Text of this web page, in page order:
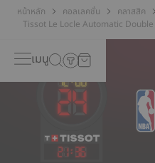
หน้าหลัก คอลเลคชั่น
คลาสสิค
Tissot Le Locle Automatic
เมนู
21: 36